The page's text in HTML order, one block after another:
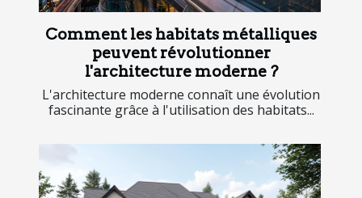
Comment les habitats métalliques
peuvent révolutionner
l'architecture moderne ?
L'architecture moderne connaît une évolution
fascinante grâce à l'utilisation des habitats...